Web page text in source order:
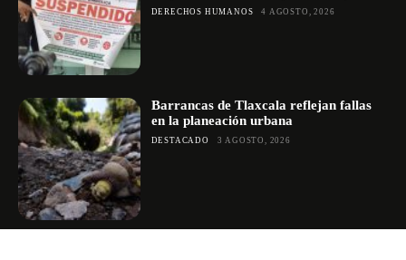
DERECHOS HUMANOS 4 AGOSTO, 2026
Barrancas de Tlaxcala reflejan fallas
en la planeación urbana
DESTACADO 3 AGOSTO, 2026